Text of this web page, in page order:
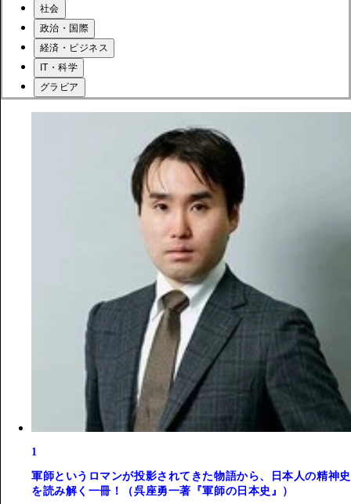
社会
政治・国際
経済・ビジネス
IT・科学
グラビア
1
軍師というロマンが投影されてきた物語から、日本人の精神史
を読み解く一冊！（呉座勇一著『軍師の日本史』）